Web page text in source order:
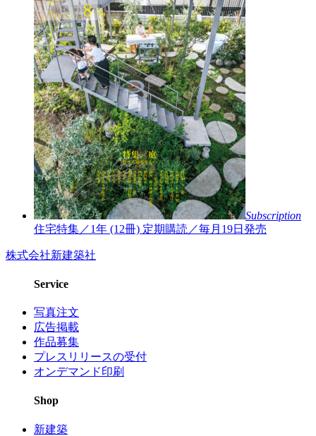
Subscription
住宅特集／1年 (12冊) 定期購読／毎月19日発売
株式会社新建築社
Service
写真注文
広告掲載
作品募集
プレスリリースの受付
オンデマンド印刷
Shop
新建築